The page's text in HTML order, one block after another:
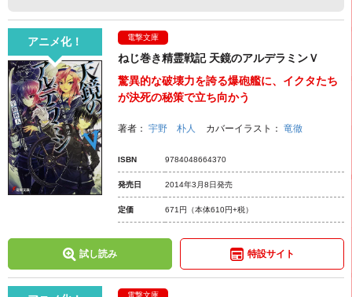
アニメ化！ 電撃文庫
ねじ巻き精霊戦記 天鏡のアルデラミンＶ
驚異的な破壊力を誇る爆砲艦に、イクタたち
が決死の秘策で立ち向かう
著者： 宇野 朴人 カバーイラスト： 竜徹
ISBN 9784048664370
発売日 2014年3月8日発売
定価 671円 （本体610円+税）
試し読み 特設サイト
電撃文庫